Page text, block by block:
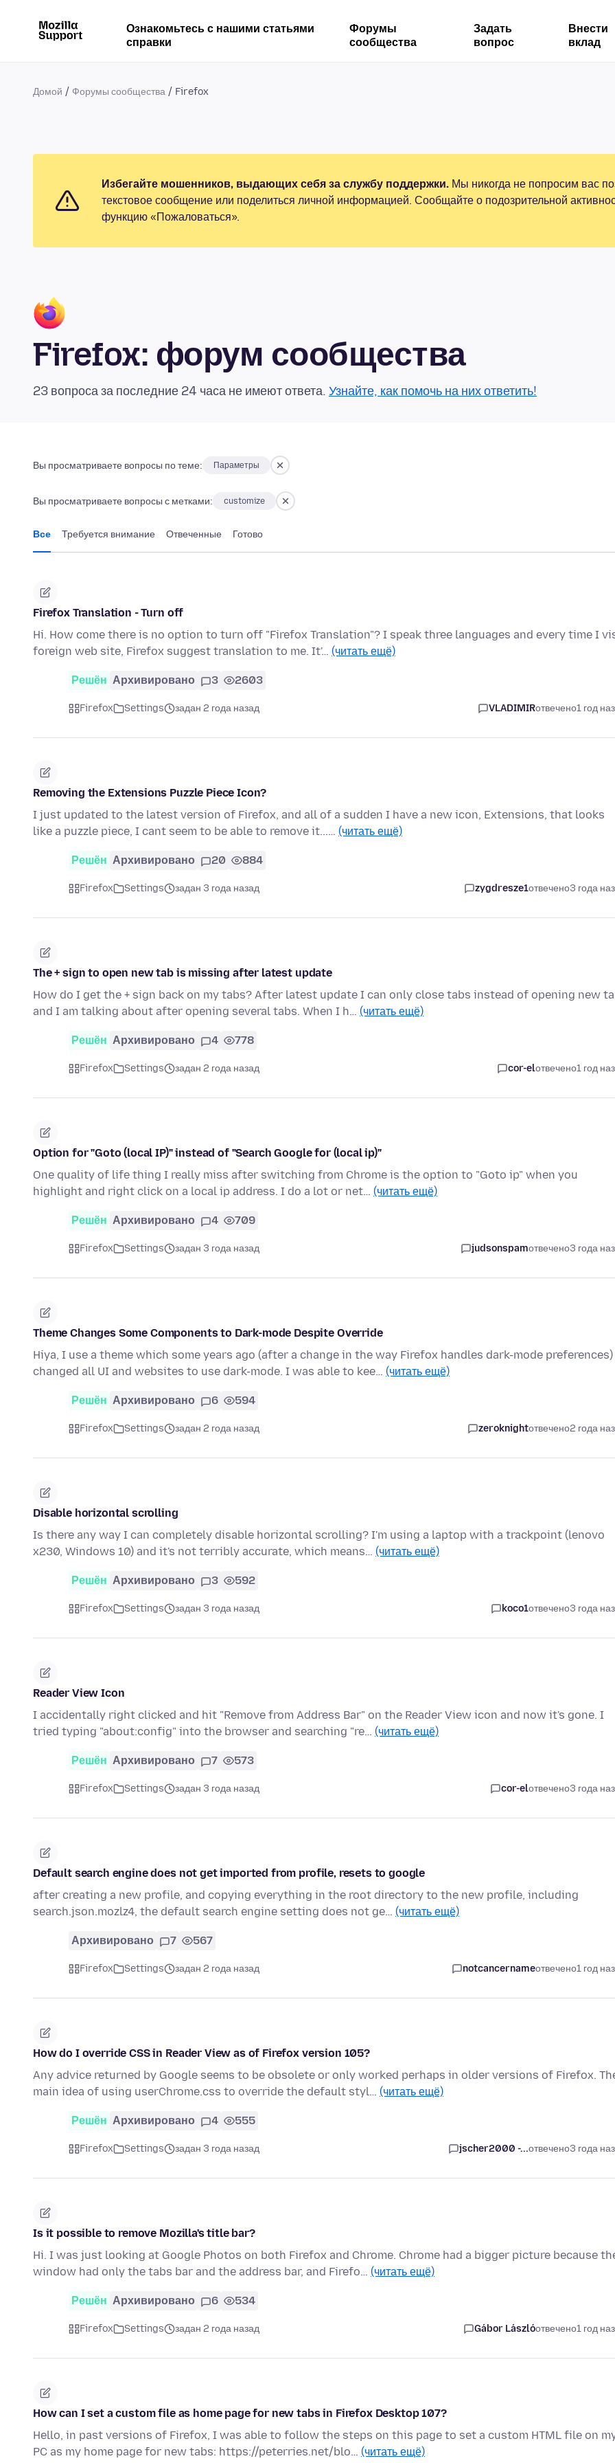
Ознакомьтесь с нашими статьями
справки
Форумы
сообщества
Задать
вопрос
Внести
вклад
Домой Форумы сообщества Firefox
Избегайте мошенников, выдающих себя за службу поддержки. Мы никогда не попросим вас
текстовое сообщение или поделиться личной информацией. Сообщайте о подозрительной
функцию «Пожаловаться».
Firefox: форум сообщества
23 вопроса за последние 24 часа не имеют ответа. Узнайте, как помочь на них ответить!
Вы просматриваете вопросы по теме: Параметры
Вы просматриваете вопросы с метками: customize
Все Требуется внимание Отвеченные Готово
Firefox Translation - Turn off
Hi. How come there is no option to turn off "Firefox Translation"? I speak three languages and every time I
foreign web site, Firefox suggest translation to me. It'… (читать ещё)
Решён Архивировано 3 2603
Firefox Settings задан 2 года назад VLADIMIRотвечено1 год
Removing the Extensions Puzzle Piece Icon?
I just updated to the latest version of Firefox, and all of a sudden I have a new icon, Extensions, that looks
like a puzzle piece, I cant seem to be able to remove it...… (читать ещё)
Решён Архивировано 20 884
Firefox Settings задан 3 года назад zygdresze1отвечено3 года
The + sign to open new tab is missing after latest update
How do I get the + sign back on my tabs? After latest update I can only close tabs instead of opening new
and I am talking about after opening several tabs. When I h… (читать ещё)
Решён Архивировано 4 778
Firefox Settings задан 2 года назад cor-elотвечено1 год
Option for "Goto (local IP)" instead of "Search Google for (local ip)"
One quality of life thing I really miss after switching from Chrome is the option to "Goto ip" when you
highlight and right click on a local ip address. I do a lot or net… (читать ещё)
Решён Архивировано 4 709
Firefox Settings задан 3 года назад judsonspamотвечено3 года
Theme Changes Some Components to Dark-mode Despite Override
Hiya, I use a theme which some years ago (after a change in the way Firefox handles dark-mode preferences)
changed all UI and websites to use dark-mode. I was able to kee… (читать ещё)
Решён Архивировано 6 594
Firefox Settings задан 2 года назад zeroknightотвечено2 года
Disable horizontal scrolling
Is there any way I can completely disable horizontal scrolling? I'm using a laptop with a trackpoint (lenovo
x230, Windows 10) and it's not terribly accurate, which means… (читать ещё)
Решён Архивировано 3 592
Firefox Settings задан 3 года назад koco1отвечено3 года
Reader View Icon
I accidentally right clicked and hit "Remove from Address Bar" on the Reader View icon and now it's gone. I
tried typing "about:config" into the browser and searching "re… (читать ещё)
Решён Архивировано 7 573
Firefox Settings задан 3 года назад cor-elотвечено3 года
Default search engine does not get imported from profile, resets to google
after creating a new profile, and copying everything in the root directory to the new profile, including
search.json.mozlz4, the default search engine setting does not ge… (читать ещё)
Архивировано 7 567
Firefox Settings задан 2 года назад notcancernameотвечено1 год
How do I override CSS in Reader View as of Firefox version 105?
Any advice returned by Google seems to be obsolete or only worked perhaps in older versions of Firefox.
main idea of using userChrome.css to override the default styl… (читать ещё)
Решён Архивировано 4 555
Firefox Settings задан 3 года назад jscher2000 -...отвечено3 года
Is it possible to remove Mozilla's title bar?
Hi. I was just looking at Google Photos on both Firefox and Chrome. Chrome had a bigger picture because
window had only the tabs bar and the address bar, and Firefo… (читать ещё)
Решён Архивировано 6 534
Firefox Settings задан 2 года назад Gábor Lászlóотвечено1 год
How can I set a custom file as home page for new tabs in Firefox Desktop 107?
Hello, in past versions of Firefox, I was able to follow the steps on this page to set a custom HTML file on
PC as my home page for new tabs: https://peterries.net/blo… (читать ещё)